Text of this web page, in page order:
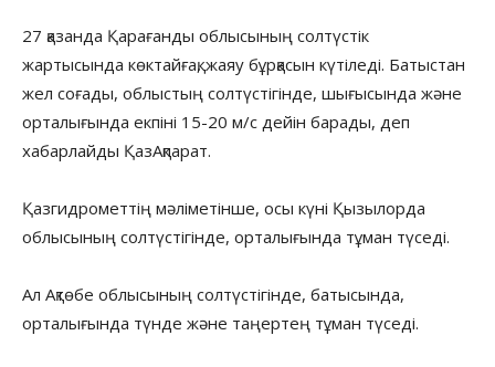
27 қазанда Қарағанды облысының солтүстік
жартысында көктайғақ, жаяу бұрқасын күтіледі. Батыстан
жел соғады, облыстың солтүстігінде, шығысында және
орталығында екпіні 15-20 м/с дейін барады, деп
хабарлайды ҚазАқпарат.
Қазгидрометтің мәліметінше, осы күні Қызылорда
облысының солтүстігінде, орталығында тұман түседі.
Ал Ақтөбе облысының солтүстігінде, батысында,
орталығында түнде және таңертең тұман түседі.